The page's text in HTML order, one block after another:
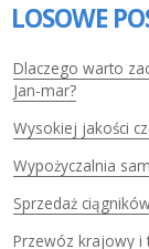
LOSOWE
Dlaczego warto
Jan-mar?
Wysokiej jakości
Wypożyczalnia
Sprzedaż
Przewóz krajowy i